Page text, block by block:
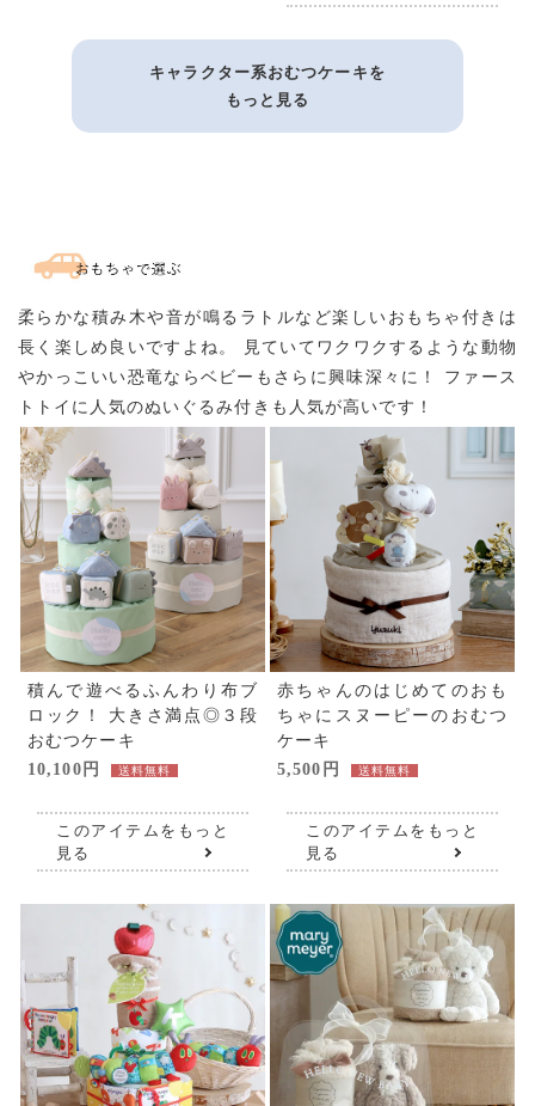
キャラクター系おむつケーキを
もっと見る
柔らかな積み木や音が鳴るラトルなど楽しいおもちゃ付きは
長く楽しめ良いですよね。
見ていてワクワクするような動物
やかっこいい恐竜ならベビーもさらに興味深々に！
ファース
トトイに人気のぬいぐるみ付きも人気が高いです！
積んで遊べるふんわり布ブ
ロック！
大きさ満点◎３段
おむつケーキ
10,100円 送料無料
このアイテムをもっと
見る
赤ちゃんのはじめてのおも
ちゃにスヌーピーのおむつ
ケーキ
5,500円 送料無料
このアイテムをもっと
見る